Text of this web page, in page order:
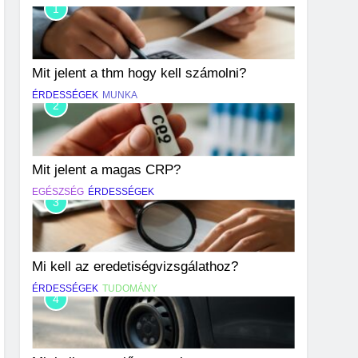
1
Mit jelent a thm hogy kell számolni?
ÉRDESSÉGEK MUNKA
2
Mit jelent a magas CRP?
EGÉSZSÉG ÉRDESSÉGEK
3
Mi kell az eredetiségvizsgálathoz?
ÉRDESSÉGEK TUDOMÁNY
4